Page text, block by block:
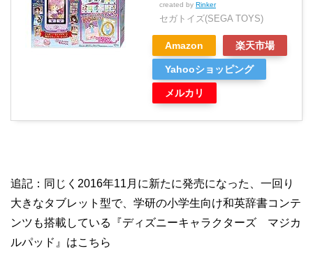
created by Rinker
セガトイズ(SEGA TOYS)
Amazon 楽天市場
Yahooショッピング
メルカリ
追記：同じく2016年11月に新たに発売になった、一回り
大きなタブレット型で、学研の小学生向け和英辞書コンテ
ンツも搭載している『ディズニーキャラクターズ マジカ
ルパッド』はこちら